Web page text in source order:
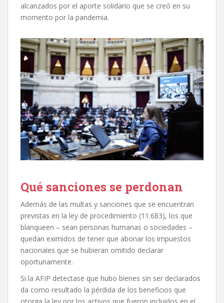
alcanzados por el aporte solidario que se creó en su
momento por la pandemia.
Qué sanciones se perdonan
Además de las multas y sanciones que se encuentran
previstas en la ley de procedimiento (11.683), los que
blanqueen – sean personas humanas o sociedades –
quedan eximidos de tener que abonar los impuestos
nacionales que se hubieran omitido declarar
oportunamente.
Si la AFIP detectase que hubo bienes sin ser declarados
da como resultado la pérdida de los beneficios que